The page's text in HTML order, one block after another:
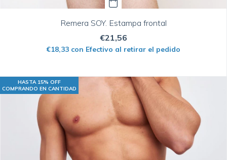
Remera SOY. Estampa frontal
€21,56
€18,33 con Efectivo al retirar el pedido
HASTA 15% OFF
COMPRANDO EN CANTIDAD